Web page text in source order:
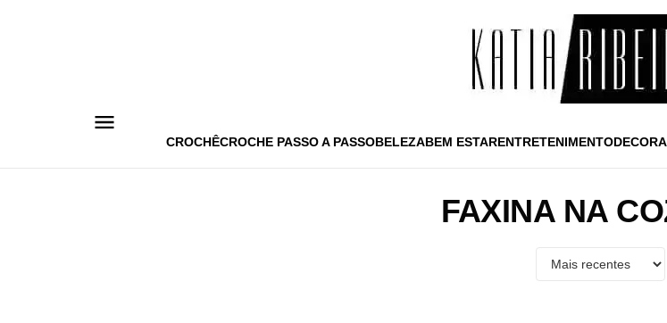
CROCHÊCROCHE PASSO A PASSOBELEZABEM ESTARENTRETENIMENTO
FAXINA NA